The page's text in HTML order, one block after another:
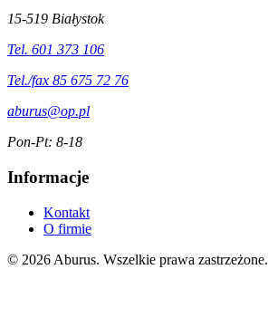
15-519 Białystok
Tel. 601 373 106
Tel./fax 85 675 72 76
aburus@op.pl
Pon-Pt: 8-18
Informacje
Kontakt
O firmie
© 2026 Aburus. Wszelkie prawa zastrzeżone.